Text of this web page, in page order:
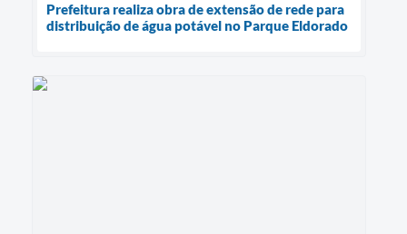
Prefeitura realiza obra de extensão de rede para
distribuição de água potável no Parque Eldorado